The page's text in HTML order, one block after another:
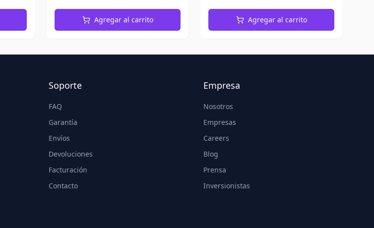
Agregar al carrito Agregar al carrito
Soporte
FAQ
Garantía
Envíos
Devoluciones
Facturación
Contacto
Empresa
Nosotros
Empresas
Careers
Blog
Prensa
Inversionistas